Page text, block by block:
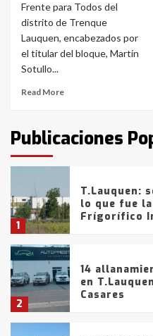
Frente para Todos del
distrito de Trenque
Lauquen, encabezados por
el titular del bloque, Martín
Sotullo...
Read More
Publicaciones
6
La Bolsa de
Blanca
con lluvias y
fueron
tarde del
1
T.Lauquen:
lo que fue
Frígorífico
2
14
en
Casares